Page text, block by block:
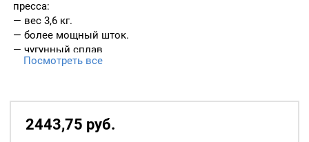
пресса:
— вес 3,6 кг.
— более мощный шток.
— чугунный сплав
— более устойчив на столе,
для насадок по обтяжке
Посмотреть все
2443,75 руб.